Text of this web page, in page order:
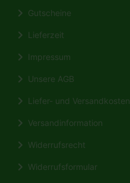
Gutscheine
Lieferzeit
Impressum
Unsere AGB
Liefer- und Versandkosten
Versandinformation
Widerrufsrecht
Widerrufsformular